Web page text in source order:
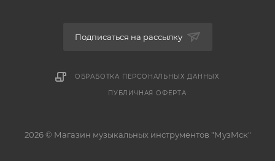
Подписаться на рассылку
ОБРАБОТКА ПЕРСОНАЛЬНЫХ ДАННЫХ
ПУБЛИЧНАЯ ОФЕРТА
2026 © Магазин музыкальных инструментов "МузМск"